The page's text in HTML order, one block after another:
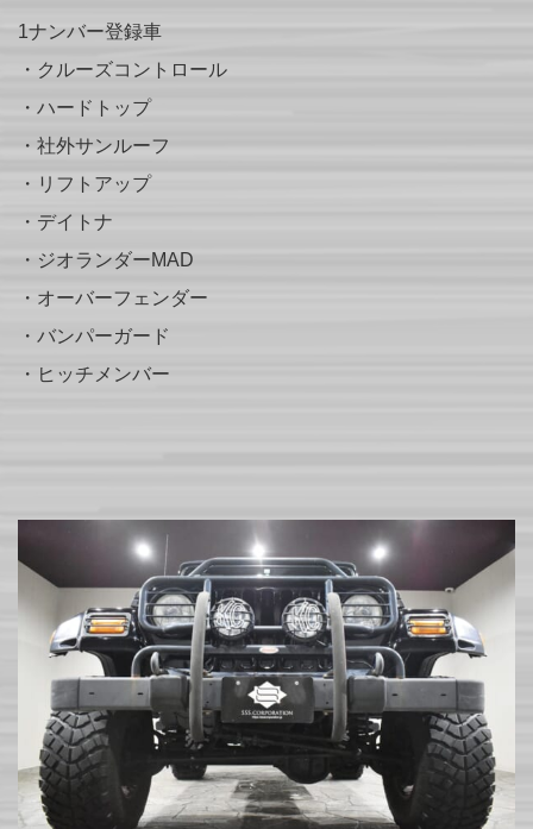
1ナンバー登録車
・クルーズコントロール
・ハードトップ
・社外サンルーフ
・リフトアップ
・デイトナ
・ジオランダーMAD
・オーバーフェンダー
・バンパーガード
・ヒッチメンバー